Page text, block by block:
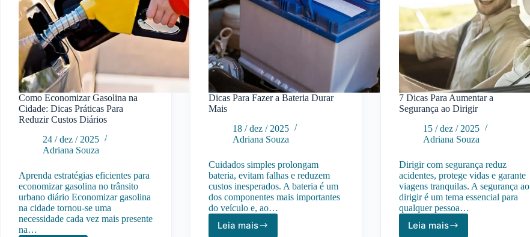
Como Economizar Gasolina na
Cidade: Dicas Práticas Para
Reduzir Custos Diários
24 / dez / 2025
Adriana Souza
Aprenda estratégias eficientes para
economizar gasolina no trânsito
urbano diário Economizar gasolina
na cidade tornou-se uma
necessidade cada vez mais presente
na…
Dicas Para Fazer a Bateria Durar
Mais
18 / dez / 2025
Adriana Souza
Cuidados simples prolongam
bateria, evitam falhas e reduzem
custos inesperados. A bateria é um
dos componentes mais importantes
do veículo e, ao…
Leia mais
Dicas
7 Dicas Para Aumentar a
Segurança ao Dirigir
15 / dez / 2025
Adriana Souza
Dirigir com segurança reduz
acidentes, protege vidas e garante
viagens tranquilas. A segurança ao
dirigir é um tema essencial para
qualquer pessoa…
Leia mais
7